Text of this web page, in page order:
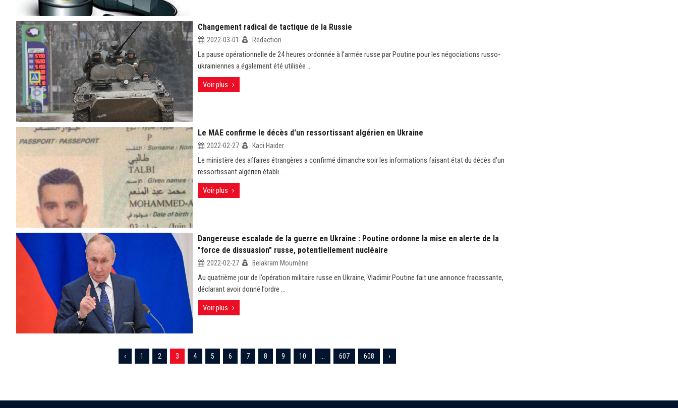
Changement radical de tactique de la Russie
2022-03-01 Rédaction
La pause opérationnelle de 24 heures ordonnée à l’armée russe par Poutine pour les négociations russo-
ukrainiennes a également été utilisée ...
Voir plus
Le MAE confirme le décès d'un ressortissant algérien en Ukraine
2022-02-27 Kaci Haider
Le ministère des affaires étrangères a confirmé dimanche soir les informations faisant état du décès d'un
ressortissant algérien établi ...
Voir plus
Dangereuse escalade de la guerre en Ukraine : Poutine ordonne la mise en alerte de la
"force de dissuasion" russe, potentiellement nucléaire
2022-02-27 Belakram Moumène
Au quatrième jour de l’opération militaire russe en Ukraine, Vladimir Poutine fait une annonce fracassante,
déclarant avoir donné l’ordre ...
Voir plus
‹ 1 2 3 4 5 6 7 8 9 10 607 608 ›